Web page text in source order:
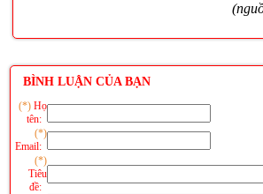
BÌNH LUẬN CỦA BẠN
(*) Họ
tên:
(*)
Email:
(*)
Tiêu
đề: